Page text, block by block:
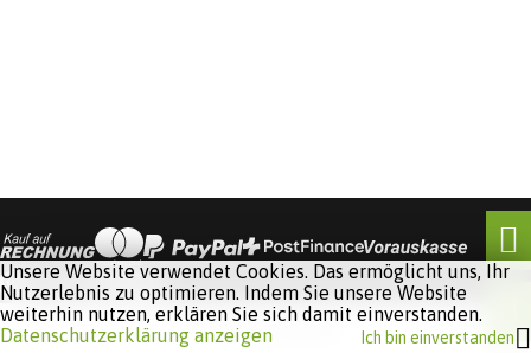
Software:
Unsere Website verwendet Cookies. Das ermöglicht uns, Ihr
Nutzerlebnis zu optimieren. Indem Sie unsere Website
weiterhin nutzen, erklären Sie sich damit einverstanden.
Datenschutzerklärung anzeigen
Ich bin einverstanden